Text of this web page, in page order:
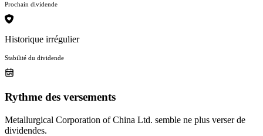
Prochain dividende
Historique irrégulier
Stabilité du dividende
Rythme des versements
Metallurgical Corporation of China Ltd. semble ne plus verser de
dividendes.